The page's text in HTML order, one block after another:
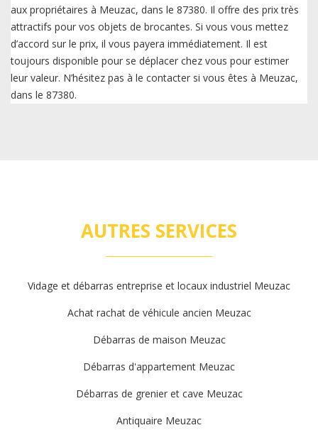
aux propriétaires à Meuzac, dans le 87380. Il offre des prix très
attractifs pour vos objets de brocantes. Si vous vous mettez
d’accord sur le prix, il vous payera immédiatement. Il est
toujours disponible pour se déplacer chez vous pour estimer
leur valeur. N’hésitez pas à le contacter si vous êtes à Meuzac,
dans le 87380.
AUTRES SERVICES
Vidage et débarras entreprise et locaux industriel Meuzac
Achat rachat de véhicule ancien Meuzac
Débarras de maison Meuzac
Débarras d'appartement Meuzac
Débarras de grenier et cave Meuzac
Antiquaire Meuzac